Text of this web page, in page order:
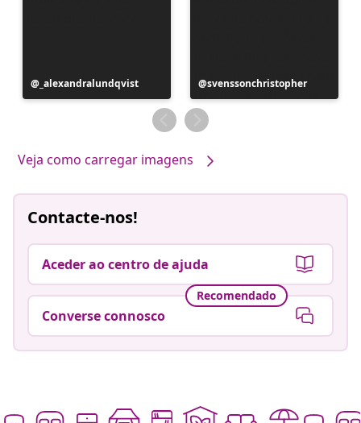
Postagem
publicada
_alexandralundqvist
Postagem
publicada
por
svenssonchristopher
Veja como carregar imagens
Contacte-nos!
Aceder ao centro de ajuda
Recomendado
Converse connosco